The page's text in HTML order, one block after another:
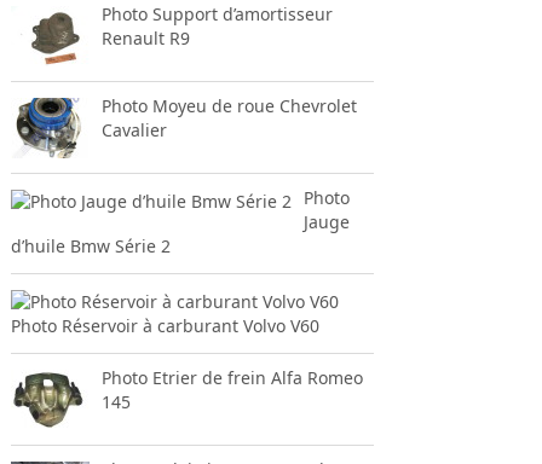
Photo Support d’amortisseur
Renault R9
Photo Moyeu de roue Chevrolet
Cavalier
Photo
Jauge
d’huile Bmw Série 2
Photo Réservoir à carburant Volvo V60
Photo Etrier de frein Alfa Romeo
145